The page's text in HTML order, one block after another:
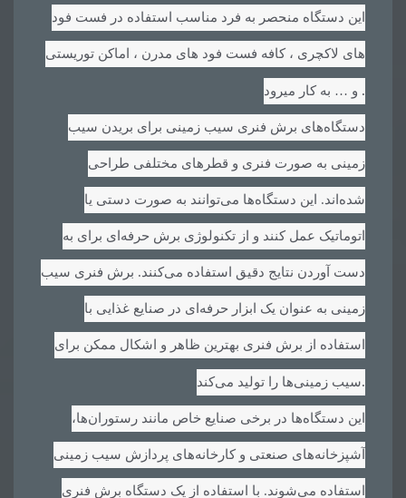
این دستگاه منحصر به فرد مناسب استفاده در فست فود
های لاکچری ، کافه فست فود های مدرن ، اماکن توریستی
و … به کار میرود .
دستگاه‌های برش فنری سیب زمینی برای بریدن سیب
زمینی به صورت فنری و قطرهای مختلفی طراحی
شده‌اند. این دستگاه‌ها می‌توانند به صورت دستی یا
اتوماتیک عمل کنند و از تکنولوژی برش حرفه‌ای برای به
دست آوردن نتایج دقیق استفاده می‌کنند. برش فنری سیب
زمینی به عنوان یک ابزار حرفه‌ای در صنایع غذایی با
استفاده از برش فنری بهترین ظاهر و اشکال ممکن برای
سیب زمینی‌ها را تولید می‌کند.
این دستگاه‌ها در برخی صنایع خاص مانند رستوران‌ها،
آشپزخانه‌های صنعتی و کارخانه‌های پردازش سیب زمینی
استفاده می‌شوند. با استفاده از یک دستگاه برش فنری